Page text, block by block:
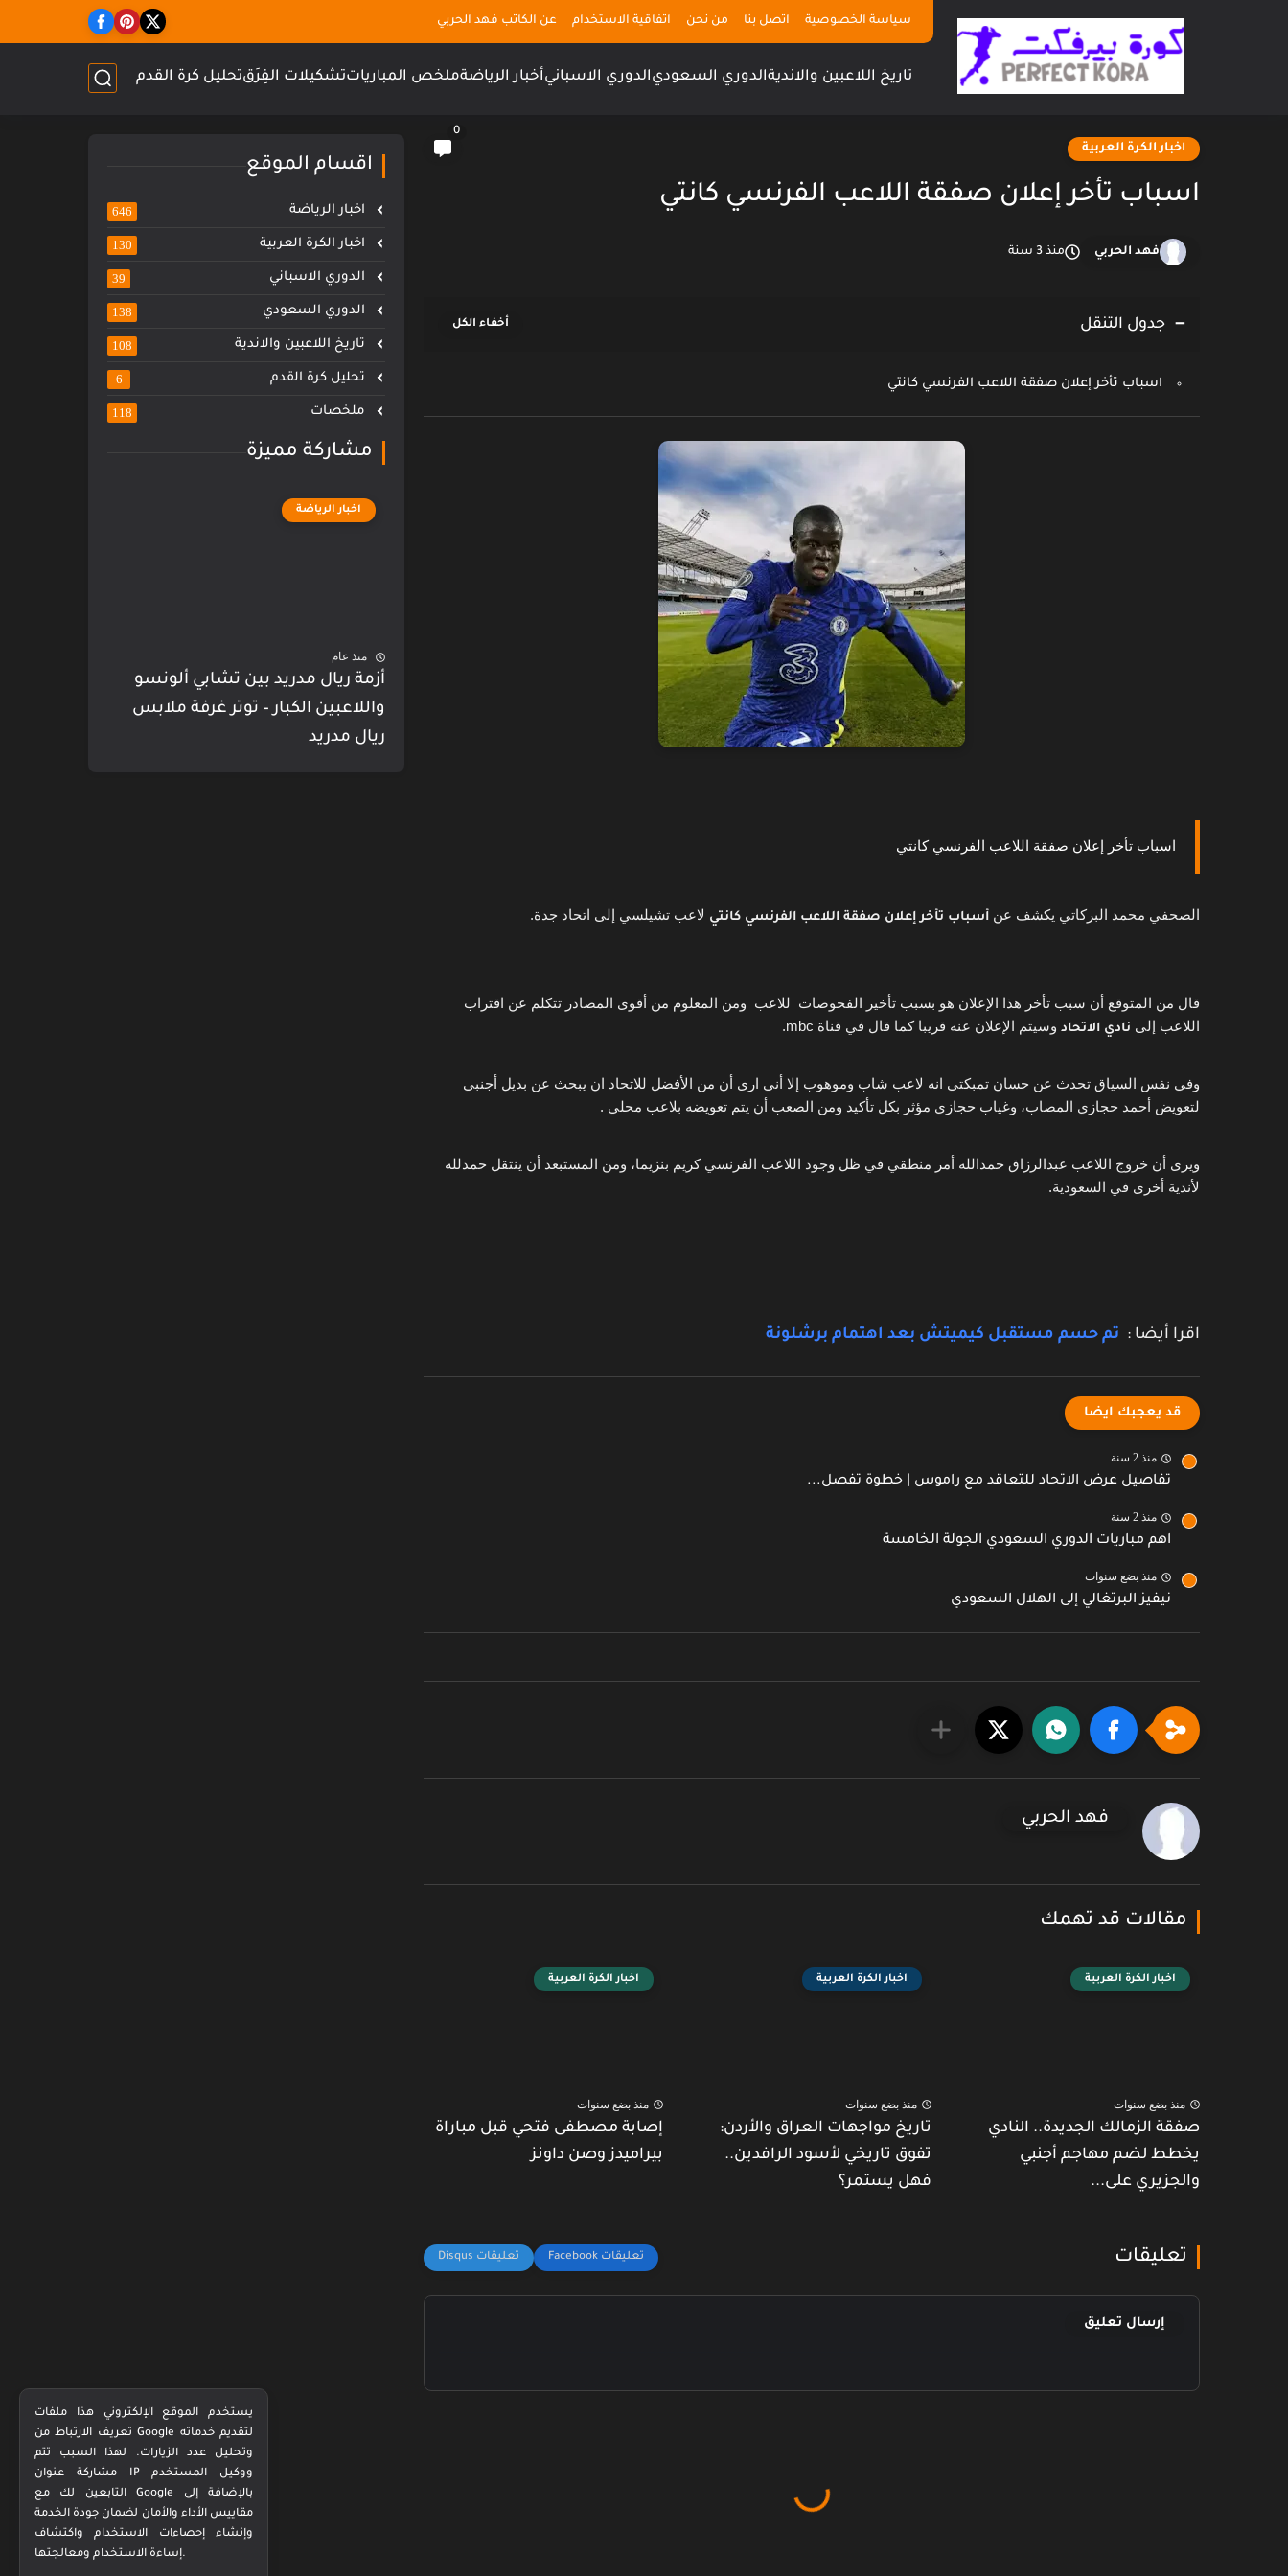
سياسة الخصوصية اتصل بنا من نحن اتفاقية الاستخدام عن الكاتب فهد الحربي
تاريخ اللاعبين والانديةالدوري السعوديالدوري الاسبانيأخبار الرياضةملخص المبارياتتشكيلات الفِرَقتحليل كرة القدم
اخبار الكرة العربية
0
اسباب تأخر إعلان صفقة اللاعب الفرنسي كانتي
فهد الحربي منذ 3 سنة
جدول التنقل
اسباب تأخر إعلان صفقة اللاعب الفرنسي كانتي
اسباب تأخر إعلان صفقة اللاعب الفرنسي كانتي
الصحفي محمد البركاتي يكشف عن أسباب تأخر إعلان صفقة اللاعب الفرنسي كانتي لاعب تشيلسي إلى اتحاد جدة.
اللاعب إلى نادي الاتحاد وسيتم الإعلان عنه قريبا كما قال في قناة mbc.
لتعويض أحمد حجازي المصاب، وغياب حجازي مؤثر بكل تأكيد ومن الصعب أن يتم تعويضه بلاعب محلي .
لأندية أخرى في السعودية.
اقرا أيضا : تم حسم مستقبل كيميتش بعد اهتمام برشلونة
قد يعجبك ايضا
منذ 2 سنة
تفاصيل عرض الاتحاد للتعاقد مع راموس | خطوة تفصل...
منذ 2 سنة
اهم مباريات الدوري السعودي الجولة الخامسة
منذ بضع سنوات
نيفيز البرتغالي إلى الهلال السعودي
فهد الحربي
مقالات قد تهمك
اخبار الكرة العربية
منذ بضع سنوات
صفقة الزمالك الجديدة.. النادي
يخطط لضم مهاجم أجنبي
والجزيري على...
اخبار الكرة العربية
منذ بضع سنوات
تاريخ مواجهات العراق والأردن:
تفوق تاريخي لأسود الرافدين..
فهل يستمر؟
اخبار الكرة العربية
منذ بضع سنوات
إصابة مصطفى فتحي قبل مباراة
بيراميدز وصن داونز
تعليقات
إرسال تعليق
اقسام الموقع
اخبار الرياضة 646
اخبار الكرة العربية 130
الدوري الاسباني 39
الدوري السعودي 138
تاريخ اللاعبين والاندية 108
تحليل كرة القدم 6
ملخصات 118
مشاركة مميزة
اخبار الرياضة
منذ عام
أزمة ريال مدريد بين تشابي ألونسو
واللاعبين الكبار – توتر غرفة ملابس
ريال مدريد
يستخدم الموقع الإلكتروني هذا ملفات
تعريف الارتباط من Google لتقديم خدماته
وتحليل عدد الزيارات. لهذا السبب تتم
مشاركة عنوان IP ووكيل المستخدم
التابعين لك مع Google بالإضافة إلى
مقاييس الأداء والأمان لضمان جودة الخدمة
وإنشاء إحصاءات الاستخدام واكتشاف
إساءة الاستخدام ومعالجتها.